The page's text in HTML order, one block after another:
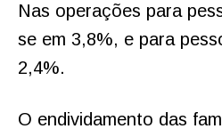
Nas operações para
se em 3,8%, e para
2,4%.
O endividamento das